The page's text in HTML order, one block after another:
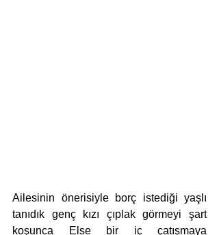
Ailesinin önerisiyle borç istediği yaşlı
tanıdık genç kızı çıplak görmeyi şart
koşunca Else bir iç çatışmaya